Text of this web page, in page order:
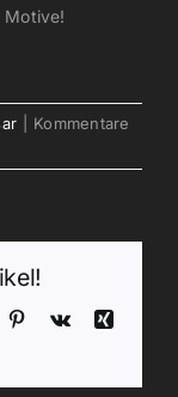
Motive!
Kommentare
Pinterest
Vk
Xing